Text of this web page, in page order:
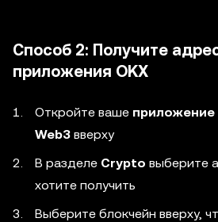
Способ 2: Получите
приложения OKX
Откройте ваше приложение
Web3 вверху
В разделе Crypto выберите
хотите получить
Выберите блокчейн вверху,